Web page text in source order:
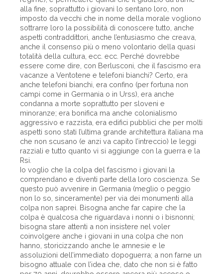
alla fine, soprattutto i giovani lo sentano loro, non
imposto da vecchi che in nome della morale vogliono
sottrarre loro la possibilità di conoscere tutto, anche
aspetti contraddittori, anche l’entusiasmo che creava,
anche il consenso più o meno volontario della quasi
totalità della cultura, ecc. ecc. Perché dovrebbe
essere come dire, con Berlusconi, che il fascismo era
vacanze a Ventotene e telefoni bianchi? Certo, era
anche telefoni bianchi, era confino (per fortuna non
campi come in Germania o in Urss), era anche
condanna a morte soprattutto per sloveni e
minoranze; era bonifica ma anche colonialismo
aggressivo e razzista, era edifici pubblici che per molti
aspetti sono stati l’ultima grande architettura italiana ma
che non scusano (e anzi va capito l’intreccio) le leggi
razziali e tutto quanto vi si aggiunge con la guerra e la
Rsi.
Io voglio che la colpa del fascismo i giovani la
comprendano e diventi parte della loro coscienza. Se
questo può avvenire in Germania (meglio o peggio
non lo so, sinceramente) per via dei monumenti alla
colpa non saprei. Bisogna anche far capire che la
colpa è qualcosa che riguardava i nonni o i bisnonni;
bisogna stare attenti a non insistere nel voler
coinvolgere anche i giovani in una colpa che non
hanno, storicizzando anche le amnesie e le
assoluzioni dell’immediato dopoguerra; a non farne un
bisogno attuale con l’idea che, dato che non si è fatto